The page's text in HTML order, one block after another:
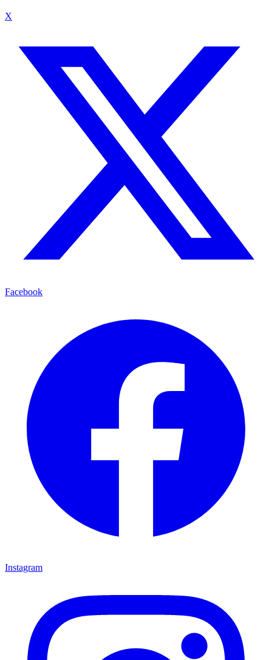
X
Facebook
Instagram